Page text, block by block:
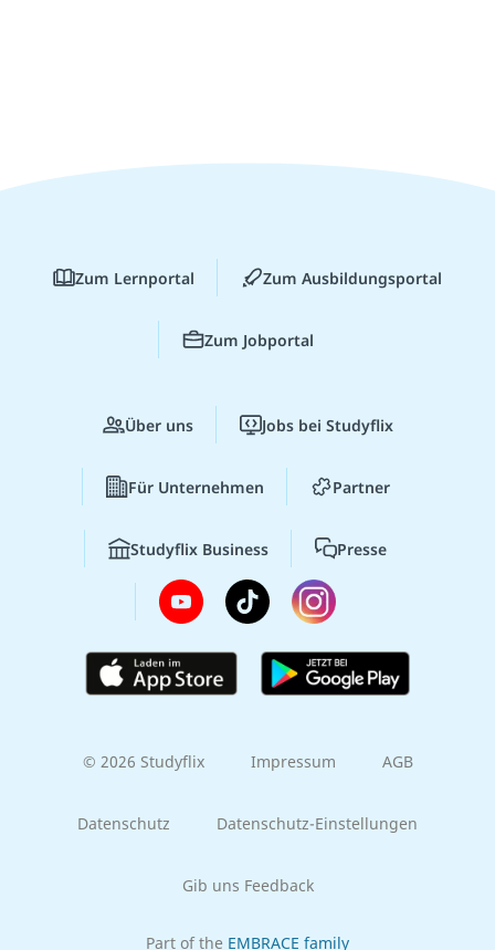
Zum Lernportal Zum Ausbildungsportal
Zum Jobportal
Über uns Jobs bei Studyflix
Für Unternehmen Partner
Studyflix Business Presse
© 2026 Studyflix Impressum AGB
Datenschutz Datenschutz-Einstellungen
Gib uns Feedback
Part of the EMBRACE family